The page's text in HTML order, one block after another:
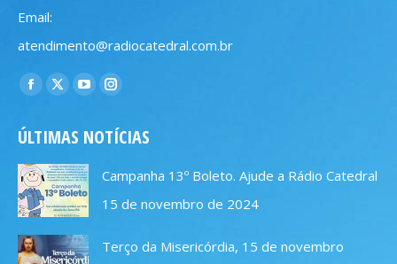
Email:
atendimento@radiocatedral.com.br
Encontre-nos em:
Facebook
opens
in
new
window
X
opens
in
new
window
YouTube
opens
in
new
window
Instagram
opens
new
window
ÚLTIMAS NOTÍCIAS
Campanha 13º Boleto. Ajude a Rádio Catedral
15 de novembro de 2024
Terço da Misericórdia, 15 de novembro